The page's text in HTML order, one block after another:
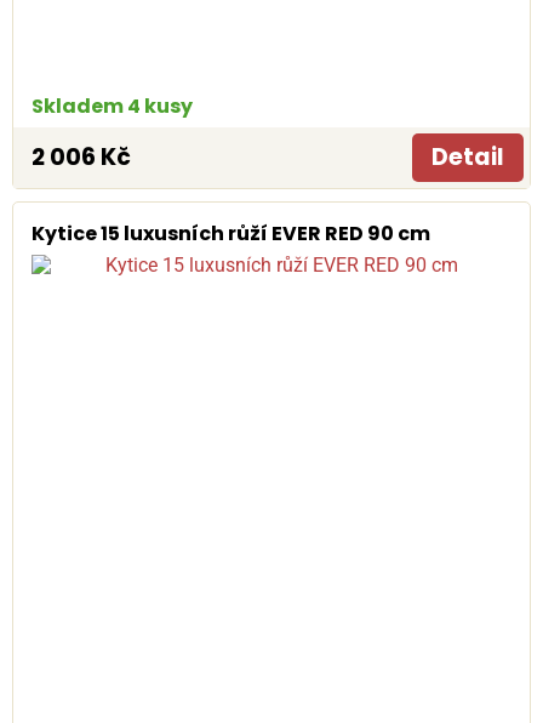
Skladem 4 kusy
2 006 Kč Detail
Kytice 15 luxusních růží EVER RED 90 cm